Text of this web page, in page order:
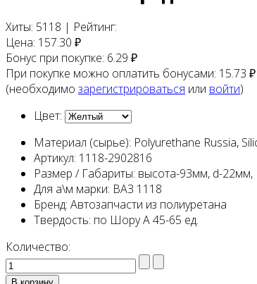
Хиты: 5118 | Рейтинг:
Цена: 157.30 ₽
Бонус при покупке: 6.29 ₽
При покупке можно оплатить бонусами: 15.73 ₽
(необходимо зарегистрироваться или войти)
Цвет:
Материал (сырье): Polyurethane Russia,
Артикул: 1118-2902816
Размер / Габариты: высота-93мм, d-22мм,
Для а\м марки: ВАЗ 1118
Бренд: Автозапчасти из полиуретана
Твердость: по Шору А 45-65 ед.
Количество: